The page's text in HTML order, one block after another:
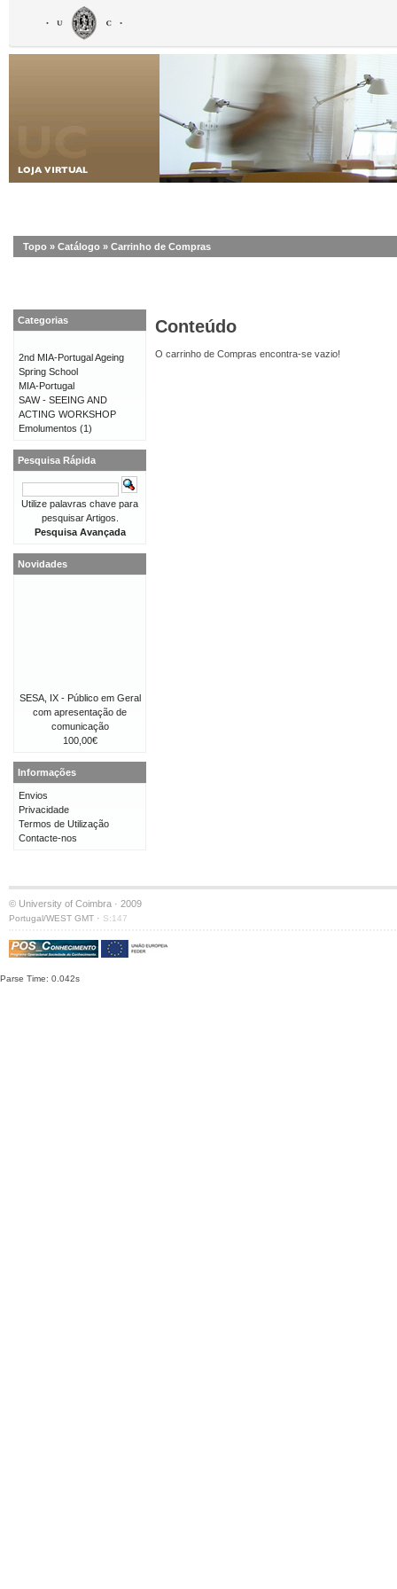
Topo » Catálogo » Carrinho de Compras
Conteúdo
O carrinho de Compras encontra-se vazio!
Categorias
2nd MIA-Portugal Ageing
Spring School
MIA-Portugal
SAW - SEEING AND
ACTING WORKSHOP
Emolumentos (1)
Pesquisa Rápida
Utilize palavras chave para
pesquisar Artigos.
Pesquisa Avançada
Novidades
SESA, IX - Público em Geral
com apresentação de
comunicação
100,00€
Informações
Envios
Privacidade
Termos de Utilização
Contacte-nos
© University of Coimbra · 2009
Portugal/WEST GMT · S:147
Parse Time: 0.042s